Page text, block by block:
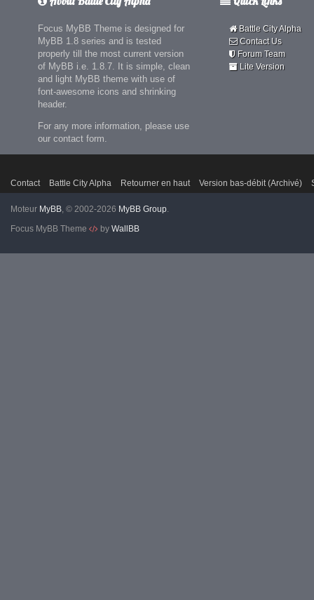
Focus MyBB Theme is designed for
MyBB 1.8 series and is tested
properly till the most current version
of MyBB i.e. 1.8.7. It is simple, clean
and light MyBB theme with use of
font-awesome icons and shrinking
header.
For any more information, please use
our contact form.
Battle City Alpha
Contact Us
Forum Team
Lite Version
Contact Battle City Alpha Retourner en haut Version bas-débit (Archivé)
Moteur MyBB, © 2002-2026 MyBB Group.
Focus MyBB Theme
by WallBB